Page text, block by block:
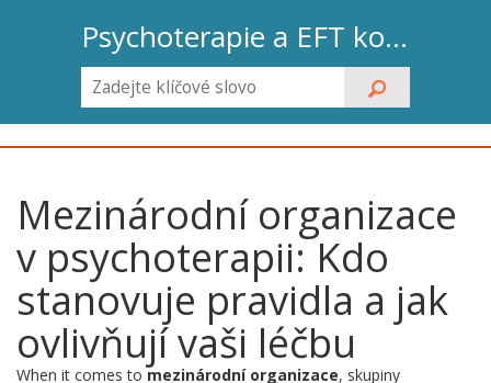
Psychoterapie a EFT koučink
Mezinárodní organizace
v psychoterapii: Kdo
stanovuje pravidla a jak
ovlivňují vaši léčbu
When it comes tomezinárodní organizace, skupiny